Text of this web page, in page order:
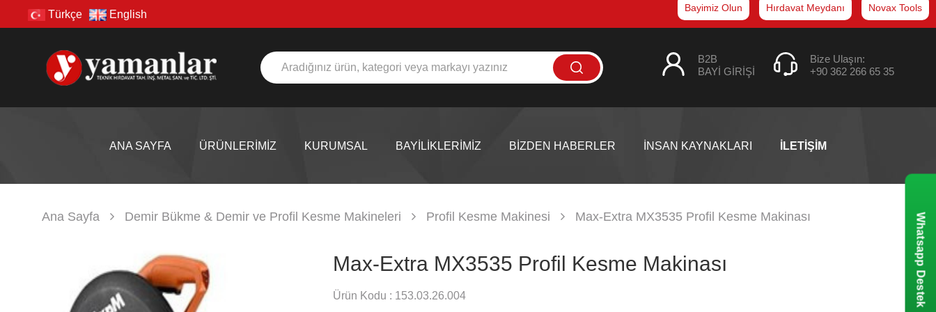
Türkçe English
Bayimiz Olun Hırdavat Meydanı Novax Tools
B2B
BAYİ GİRİŞİ
Bize Ulaşın:
+90 362 266 65 35
ANA SAYFA ÜRÜNLERİMİZ KURUMSAL BAYİLİKLERİMİZ BİZDEN HABERLER İNSAN KAYNAKLARI İLETİŞİM
Ana Sayfa Demir Bükme & Demir ve Profil Kesme Makineleri Profil Kesme Makinesi Max-Extra MX3535 Profil Kesme Makinası
Max-Extra MX3535 Profil Kesme Makinası
Ürün Kodu : 153.03.26.004 Whatsapp Destek